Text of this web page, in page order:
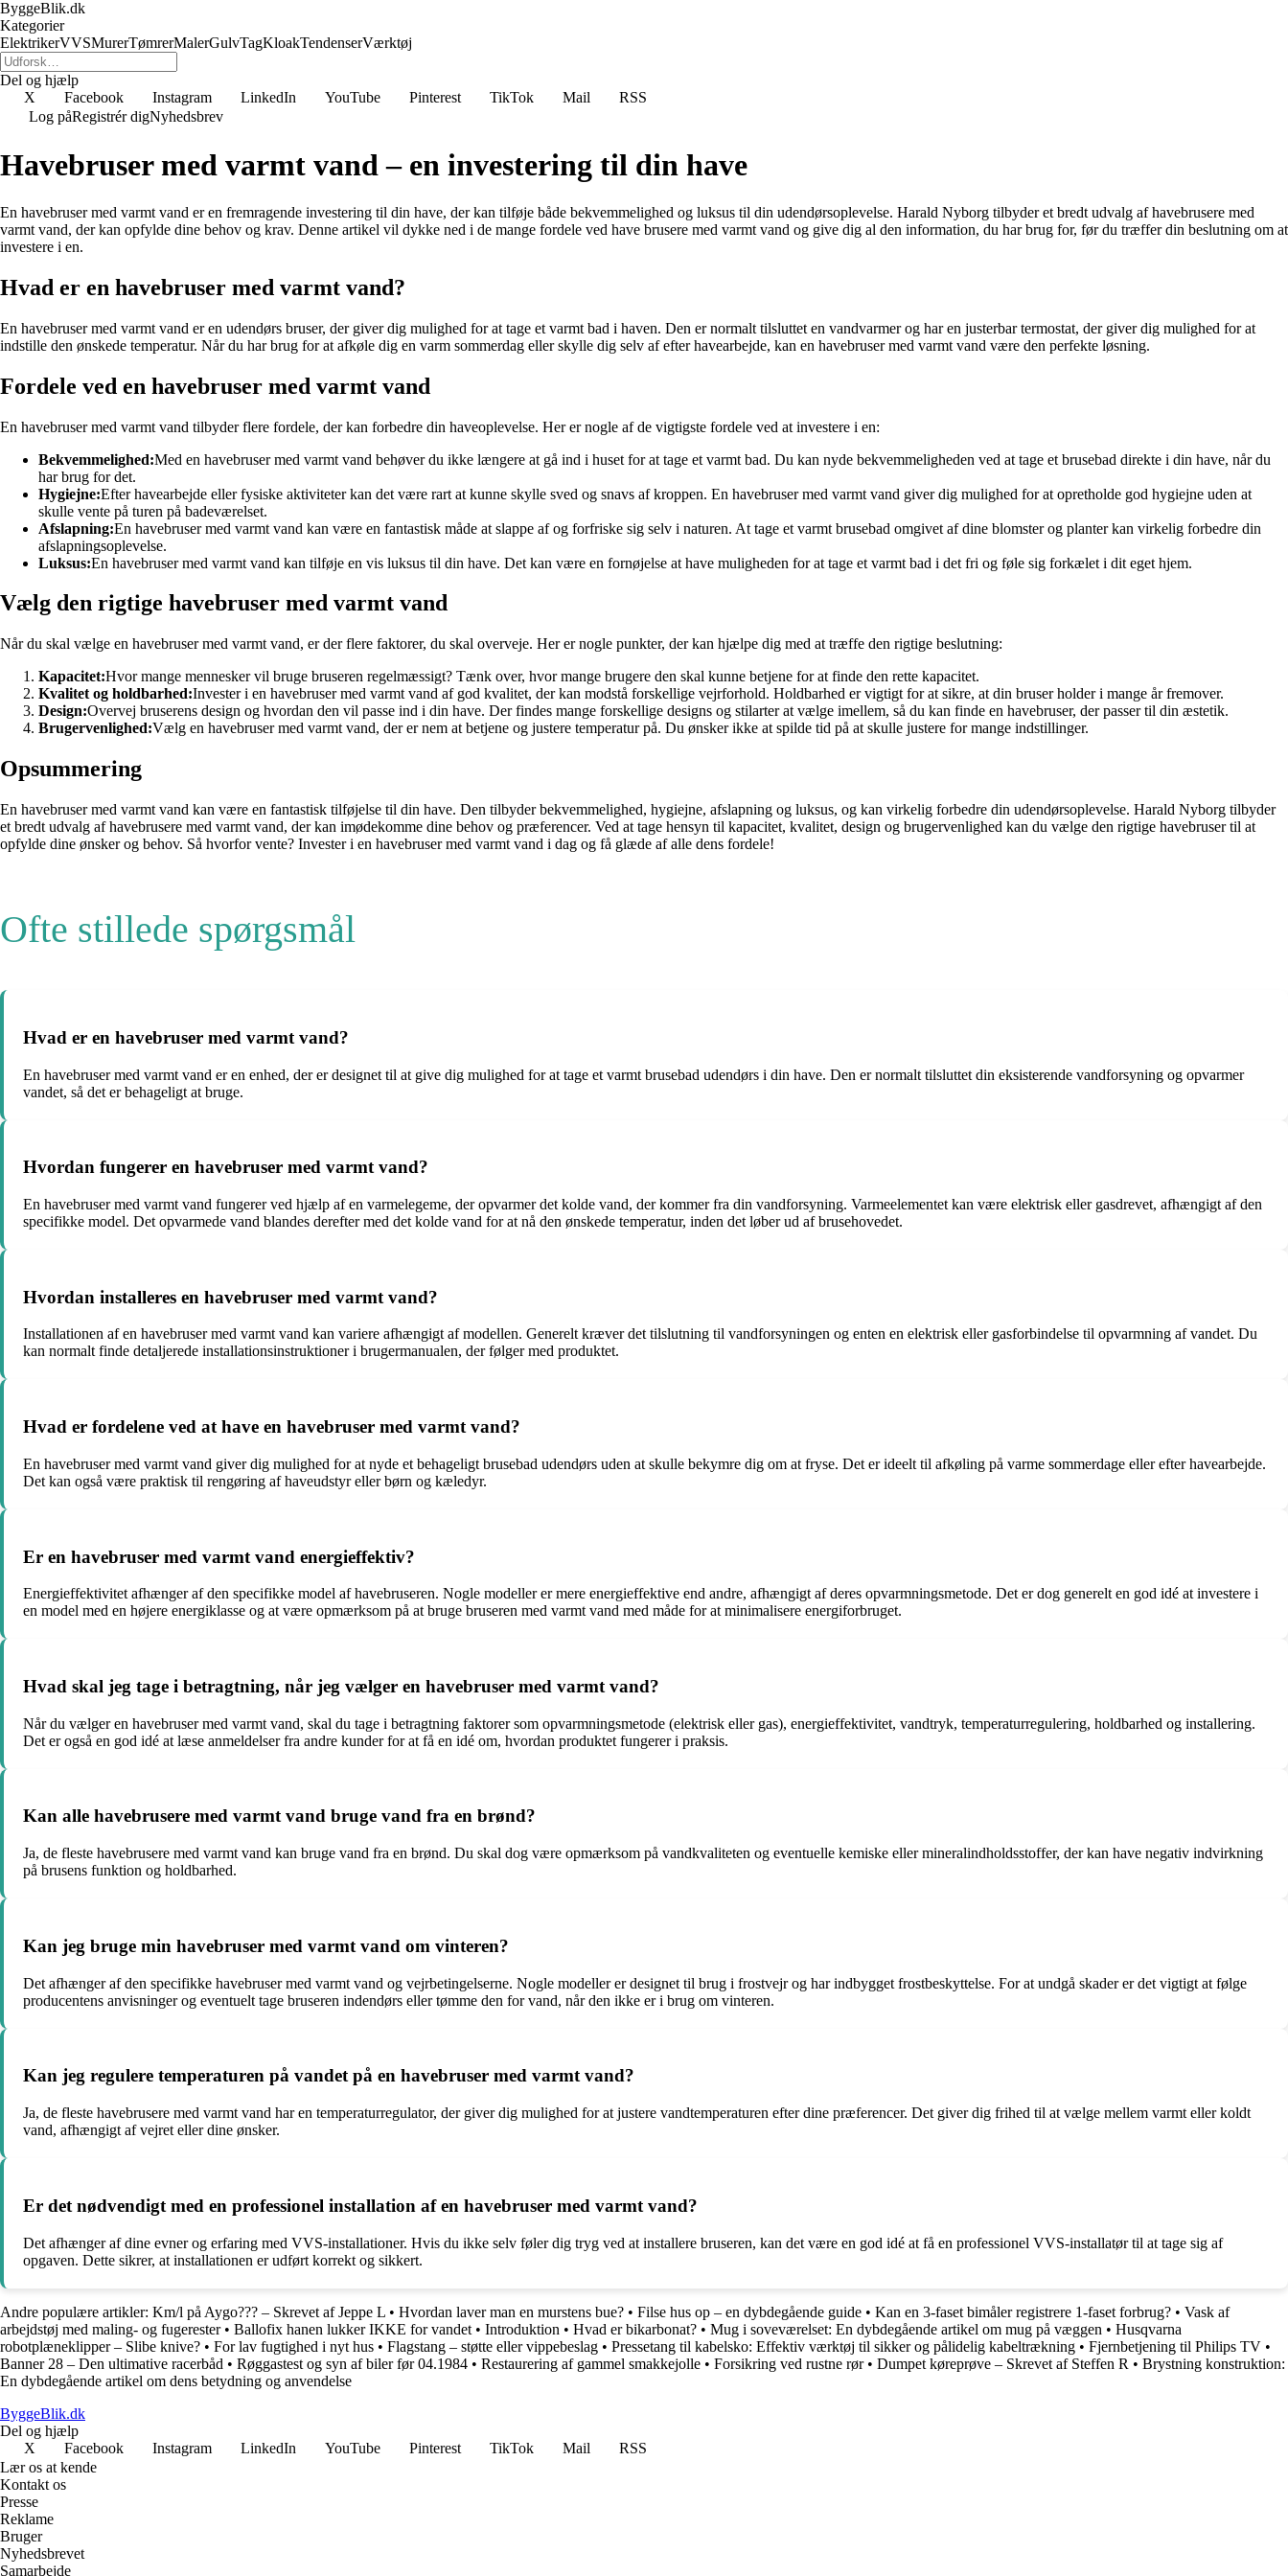
ByggeBlik.dk
Kategorier
ElektrikerVVSMurerTømrerMalerGulvTagKloakTendenserVærktøj
Del og hjælp
X
Facebook Instagram LinkedIn YouTube Pinterest TikTok Mail
RSS
Log påRegistrér digNyhedsbrev
Havebruser med varmt vand – en investering til din have
En havebruser med varmt vand er en fremragende investering til din have, der kan tilføje både bekvemmelighed og luksus til din udendørsoplevelse. Harald Nyborg tilbyder et bredt udvalg af havebrusere med
varmt vand, der kan opfylde dine behov og krav. Denne artikel vil dykke ned i de mange fordele ved have brusere med varmt vand og give dig al den information, du har brug for, før du træffer din beslutning om at
investere i en.
Hvad er en havebruser med varmt vand?
En havebruser med varmt vand er en udendørs bruser, der giver dig mulighed for at tage et varmt bad i haven. Den er normalt tilsluttet en vandvarmer og har en justerbar termostat, der giver dig mulighed for at
indstille den ønskede temperatur. Når du har brug for at afkøle dig en varm sommerdag eller skylle dig selv af efter havearbejde, kan en havebruser med varmt vand være den perfekte løsning.
Fordele ved en havebruser med varmt vand
En havebruser med varmt vand tilbyder flere fordele, der kan forbedre din haveoplevelse. Her er nogle af de vigtigste fordele ved at investere i en:
Bekvemmelighed:Med en havebruser med varmt vand behøver du ikke længere at gå ind i huset for at tage et varmt bad. Du kan nyde bekvemmeligheden ved at tage et brusebad direkte i din have, når du
har brug for det.
Hygiejne:Efter havearbejde eller fysiske aktiviteter kan det være rart at kunne skylle sved og snavs af kroppen. En havebruser med varmt vand giver dig mulighed for at opretholde god hygiejne uden at
skulle vente på turen på badeværelset.
Afslapning:En havebruser med varmt vand kan være en fantastisk måde at slappe af og forfriske sig selv i naturen. At tage et varmt brusebad omgivet af dine blomster og planter kan virkelig forbedre din
afslapningsoplevelse.
Luksus:En havebruser med varmt vand kan tilføje en vis luksus til din have. Det kan være en fornøjelse at have muligheden for at tage et varmt bad i det fri og føle sig forkælet i dit eget hjem.
Vælg den rigtige havebruser med varmt vand
Når du skal vælge en havebruser med varmt vand, er der flere faktorer, du skal overveje. Her er nogle punkter, der kan hjælpe dig med at træffe den rigtige beslutning:
Kapacitet:Hvor mange mennesker vil bruge bruseren regelmæssigt? Tænk over, hvor mange brugere den skal kunne betjene for at finde den rette kapacitet.
Kvalitet og holdbarhed:Invester i en havebruser med varmt vand af god kvalitet, der kan modstå forskellige vejrforhold. Holdbarhed er vigtigt for at sikre, at din bruser holder i mange år fremover.
Design:Overvej bruserens design og hvordan den vil passe ind i din have. Der findes mange forskellige designs og stilarter at vælge imellem, så du kan finde en havebruser, der passer til din æstetik.
Brugervenlighed:Vælg en havebruser med varmt vand, der er nem at betjene og justere temperatur på. Du ønsker ikke at spilde tid på at skulle justere for mange indstillinger.
Opsummering
En havebruser med varmt vand kan være en fantastisk tilføjelse til din have. Den tilbyder bekvemmelighed, hygiejne, afslapning og luksus, og kan virkelig forbedre din udendørsoplevelse. Harald Nyborg tilbyder
et bredt udvalg af havebrusere med varmt vand, der kan imødekomme dine behov og præferencer. Ved at tage hensyn til kapacitet, kvalitet, design og brugervenlighed kan du vælge den rigtige havebruser til at
opfylde dine ønsker og behov. Så hvorfor vente? Invester i en havebruser med varmt vand i dag og få glæde af alle dens fordele!
Ofte stillede spørgsmål
Hvad er en havebruser med varmt vand?
En havebruser med varmt vand er en enhed, der er designet til at give dig mulighed for at tage et varmt brusebad udendørs i din have. Den er normalt tilsluttet din eksisterende vandforsyning og opvarmer
vandet, så det er behageligt at bruge.
Hvordan fungerer en havebruser med varmt vand?
En havebruser med varmt vand fungerer ved hjælp af en varmelegeme, der opvarmer det kolde vand, der kommer fra din vandforsyning. Varmeelementet kan være elektrisk eller gasdrevet, afhængigt af den
specifikke model. Det opvarmede vand blandes derefter med det kolde vand for at nå den ønskede temperatur, inden det løber ud af brusehovedet.
Hvordan installeres en havebruser med varmt vand?
Installationen af en havebruser med varmt vand kan variere afhængigt af modellen. Generelt kræver det tilslutning til vandforsyningen og enten en elektrisk eller gasforbindelse til opvarmning af vandet. Du
kan normalt finde detaljerede installationsinstruktioner i brugermanualen, der følger med produktet.
Hvad er fordelene ved at have en havebruser med varmt vand?
En havebruser med varmt vand giver dig mulighed for at nyde et behageligt brusebad udendørs uden at skulle bekymre dig om at fryse. Det er ideelt til afkøling på varme sommerdage eller efter havearbejde.
Det kan også være praktisk til rengøring af haveudstyr eller børn og kæledyr.
Er en havebruser med varmt vand energieffektiv?
Energieffektivitet afhænger af den specifikke model af havebruseren. Nogle modeller er mere energieffektive end andre, afhængigt af deres opvarmningsmetode. Det er dog generelt en god idé at investere i
en model med en højere energiklasse og at være opmærksom på at bruge bruseren med varmt vand med måde for at minimalisere energiforbruget.
Hvad skal jeg tage i betragtning, når jeg vælger en havebruser med varmt vand?
Når du vælger en havebruser med varmt vand, skal du tage i betragtning faktorer som opvarmningsmetode (elektrisk eller gas), energieffektivitet, vandtryk, temperaturregulering, holdbarhed og installering.
Det er også en god idé at læse anmeldelser fra andre kunder for at få en idé om, hvordan produktet fungerer i praksis.
Kan alle havebrusere med varmt vand bruge vand fra en brønd?
Ja, de fleste havebrusere med varmt vand kan bruge vand fra en brønd. Du skal dog være opmærksom på vandkvaliteten og eventuelle kemiske eller mineralindholdsstoffer, der kan have negativ indvirkning
på brusens funktion og holdbarhed.
Kan jeg bruge min havebruser med varmt vand om vinteren?
Det afhænger af den specifikke havebruser med varmt vand og vejrbetingelserne. Nogle modeller er designet til brug i frostvejr og har indbygget frostbeskyttelse. For at undgå skader er det vigtigt at følge
producentens anvisninger og eventuelt tage bruseren indendørs eller tømme den for vand, når den ikke er i brug om vinteren.
Kan jeg regulere temperaturen på vandet på en havebruser med varmt vand?
Ja, de fleste havebrusere med varmt vand har en temperaturregulator, der giver dig mulighed for at justere vandtemperaturen efter dine præferencer. Det giver dig frihed til at vælge mellem varmt eller koldt
vand, afhængigt af vejret eller dine ønsker.
Er det nødvendigt med en professionel installation af en havebruser med varmt vand?
Det afhænger af dine evner og erfaring med VVS-installationer. Hvis du ikke selv føler dig tryg ved at installere bruseren, kan det være en god idé at få en professionel VVS-installatør til at tage sig af
opgaven. Dette sikrer, at installationen er udført korrekt og sikkert.
Andre populære artikler: Km/l på Aygo??? – Skrevet af Jeppe L • Hvordan laver man en murstens bue? • Filse hus op – en dybdegående guide • Kan en 3-faset bimåler registrere 1-faset forbrug? • Vask af
arbejdstøj med maling- og fugerester• Ballofix hanen lukker IKKE for vandet • Introduktion • Hvad er bikarbonat? • Mug i soveværelset: En dybdegående artikel om mug på væggen • Husqvarna
robotplæneklipper – Slibe knive? • For lav fugtighed i nyt hus • Flagstang – støtte eller vippebeslag • Pressetang til kabelsko: Effektiv værktøj til sikker og pålidelig kabeltrækning • Fjernbetjening til Philips TV •
Banner 28 – Den ultimative racerbåd • Røggastest og syn af biler før 04.1984 • Restaurering af gammel smakkejolle • Forsikring ved rustne rør• Dumpet køreprøve – Skrevet af Steffen R • Brystning konstruktion:
En dybdegående artikel om dens betydning og anvendelse
ByggeBlik.dk
Del og hjælp
X
Facebook Instagram LinkedIn YouTube Pinterest TikTok Mail
RSS
Lær os at kende
Kontakt os
Presse
Reklame
Bruger
Nyhedsbrevet
Samarbejde